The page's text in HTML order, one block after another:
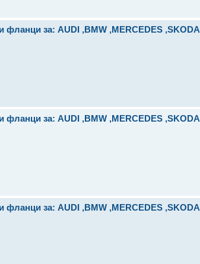
за: AUDI ,BMW ,MERCEDES ,SKODA
за: AUDI ,BMW ,MERCEDES ,SKODA
за: AUDI ,BMW ,MERCEDES ,SKODA